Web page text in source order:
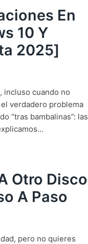
En
10 Y
2025]
incluso cuando no
verdadero problema
“tras bambalinas”: las
Otro Disco
A Paso
pero no quieres